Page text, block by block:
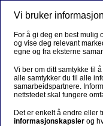
Vi bruker
For å gi deg en best mulig
og vise deg relevant
egne og fra eksterne
Vi ber om ditt samtykke til
alle samtykker du til alle
samarbeidspartnere.
nettstedet skal fungere
Det er enkelt å endre eller
informasjonskapsler og